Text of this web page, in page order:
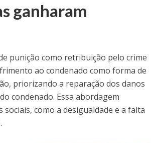
ganharam
punição como retribuição pelo crime
ao condenado como forma de
priorizando a reparação dos danos
condenado. Essa abordagem
como a desigualdade e a falta